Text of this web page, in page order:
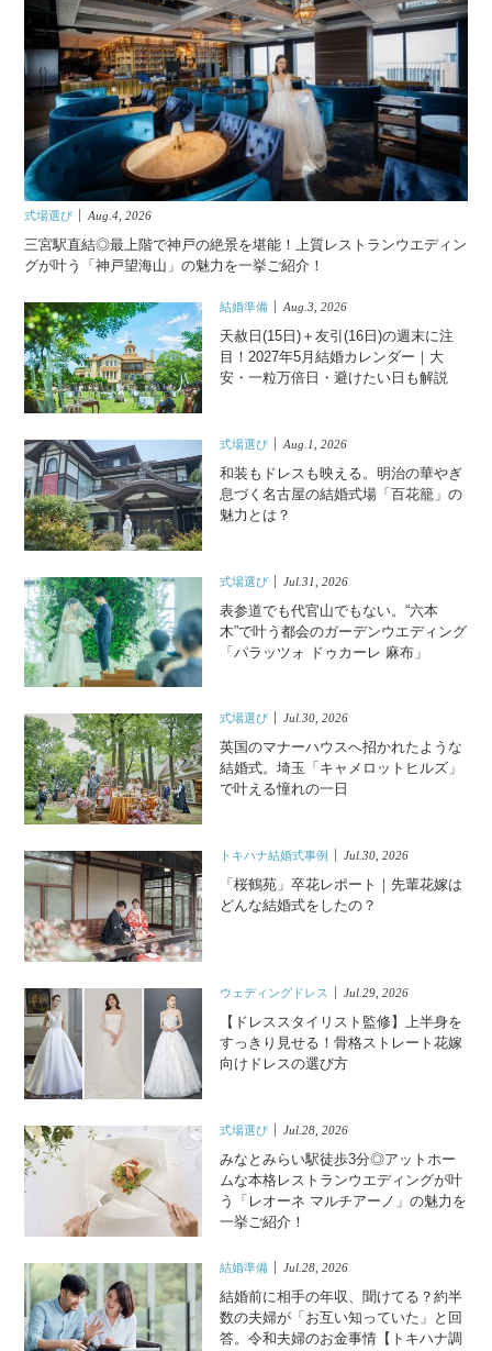
式場選び Aug.4, 2026
三宮駅直結◎最上階で神戸の絶景を堪能！上質レストランウエディン
グが叶う「神戸望海山」の魅力を一挙ご紹介！
結婚準備 Aug.3, 2026
天赦日(15日)＋友引(16日)の週末に注
目！2027年5月結婚カレンダー｜大
安・一粒万倍日・避けたい日も解説
式場選び Aug.1, 2026
和装もドレスも映える。明治の華やぎ
息づく名古屋の結婚式場「百花籠」の
魅力とは？
式場選び Jul.31, 2026
表参道でも代官山でもない。“六本
木”で叶う都会のガーデンウエディング
「パラッツォ ドゥカーレ 麻布」
式場選び Jul.30, 2026
英国のマナーハウスへ招かれたような
結婚式。埼玉「キャメロットヒルズ」
で叶える憧れの一日
トキハナ結婚式事例 Jul.30, 2026
「桜鶴苑」卒花レポート｜先輩花嫁は
どんな結婚式をしたの？
ウェディングドレス Jul.29, 2026
【ドレススタイリスト監修】上半身を
すっきり見せる！骨格ストレート花嫁
向けドレスの選び方
式場選び Jul.28, 2026
みなとみらい駅徒歩3分◎アットホー
ムな本格レストランウエディングが叶
う「レオーネ マルチアーノ」の魅力を
一挙ご紹介！
結婚準備 Jul.28, 2026
結婚前に相手の年収、聞けてる？約半
数の夫婦が「お互い知っていた」と回
答。令和夫婦のお金事情【トキハナ調